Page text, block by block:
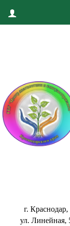
г. Краснодар,
ул. Линейная,